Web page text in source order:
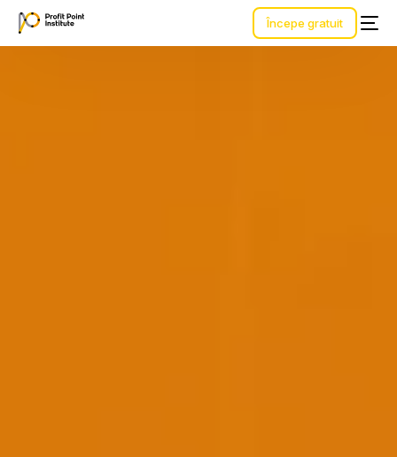
Începe gratuit